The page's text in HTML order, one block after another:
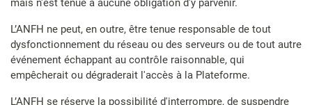
mais n'est tenue à aucune obligation d'y parvenir.
L’ANFH ne peut, en outre, être tenue responsable de tout
dysfonctionnement du réseau ou des serveurs ou de tout autre
événement échappant au contrôle raisonnable, qui
empêcherait ou dégraderait l'accès à la Plateforme.
L’ANFH se réserve la possibilité d'interrompre, de suspendre